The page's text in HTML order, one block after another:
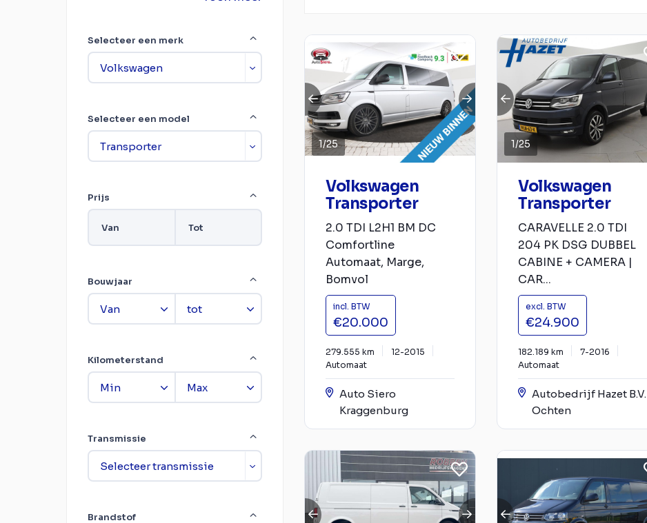
Selecteer een merk
Selecteer een model
Prijs
Van Tot
Bouwjaar
Kilometerstand
Transmissie
Brandstof
1/25
Volkswagen
Transporter
2.0 TDI L2H1 BM DC
Comfortline
Automaat, Marge,
Bomvol
incl. BTW
€20.000
279.555 km
12-2015
Automaat
Auto Siero
Kraggenburg
1/25
Volkswagen
Transporter
CARAVELLE 2.0 TDI
204 PK DSG DUBBEL
CABINE + CAMERA |
CAR...
excl. BTW
€24.900
182.189 km
7-2016
Automaat
Autobedrijf Hazet B.V.
Ochten